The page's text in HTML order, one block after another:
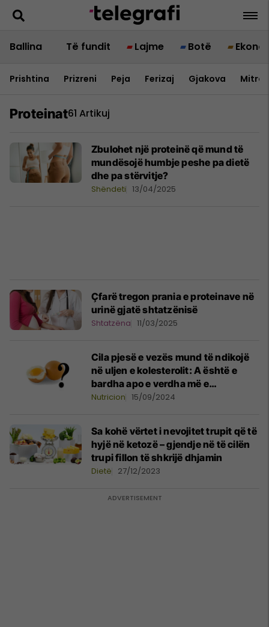
Ballina Të fundit Lajme Botë
Prishtina Prizreni Peja Ferizaj Gjakova
Proteinat61 Artikuj
Zbulohet një proteinë që mund të
mundësojë humbje peshe pa dietë
dhe pa stërvitje?
Shëndeti 13/04/2025
Çfarë tregon prania e proteinave në
urinë gjatë shtatzënisë
Shtatzëna 11/03/2025
Cila pjesë e vezës mund të ndikojë
në uljen e kolesterolit: A është e
bardha apo e verdha më e
shëndetshme?
Nutricion 15/09/2024
Sa kohë vërtet i nevojitet trupit që të
hyjë në ketozë – gjendje në të cilën
trupi fillon të shkrijë dhjamin
Dietë 27/12/2023